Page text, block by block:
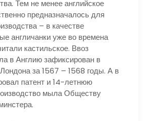
Тем не менее английское
предназначалось для
– в качестве
англичанки уже во времена
кастильское. Ввоз
в Англию зафиксирован в
за 1567 – 1568 годы. А в
патент и 14-летнюю
мыла Обществу